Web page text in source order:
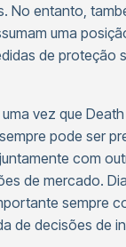
No entanto,
uma
de proteção
vez que
pode ser
com
de mercado.
sempre
de decisões de